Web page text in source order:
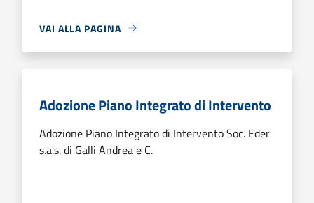
VAI ALLA PAGINA
Adozione Piano Integrato di Intervento
Adozione Piano Integrato di Intervento Soc. Eder
s.a.s. di Galli Andrea e C.